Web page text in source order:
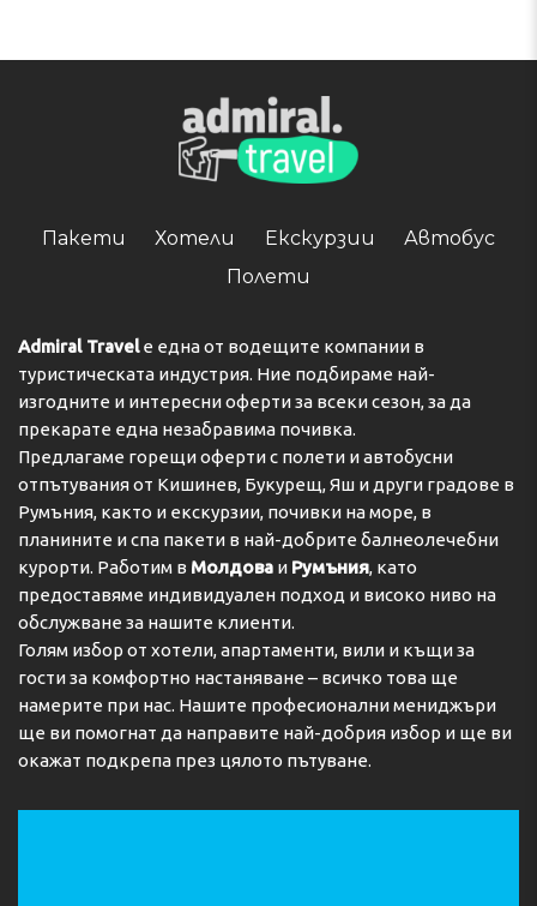
Пакети Хотели Екскурзии
Автобус
Полети
Admiral Travelе една от водещите компании в
туристическата индустрия. Ние подбираме най-
изгодните и интересни оферти за всеки сезон, за да
прекарате една незабравима почивка.
Предлагаме горещи оферти с полети и автобусни
отпътувания от Кишинев, Букурещ, Яш и други градове в
Румъния, както и екскурзии, почивки на море, в
планините и спа пакети в най-добрите балнеолечебни
курорти. Работим в Молдова и Румъния, като
предоставяме индивидуален подход и високо ниво на
обслужване за нашите клиенти.
Голям избор от хотели, апартаменти, вили и къщи за
гости за комфортно настаняване – всичко това ще
намерите при нас. Нашите професионални мениджъри
ще ви помогнат да направите най-добрия избор и ще ви
окажат подкрепа през цялото пътуване.